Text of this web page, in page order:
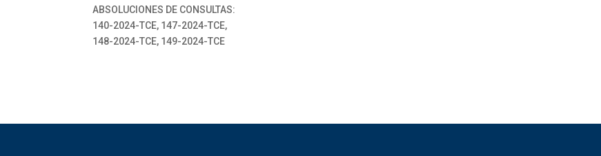
ABSOLUCIONES DE CONSULTAS:
140-2024-TCE, 147-2024-TCE,
148-2024-TCE, 149-2024-TCE